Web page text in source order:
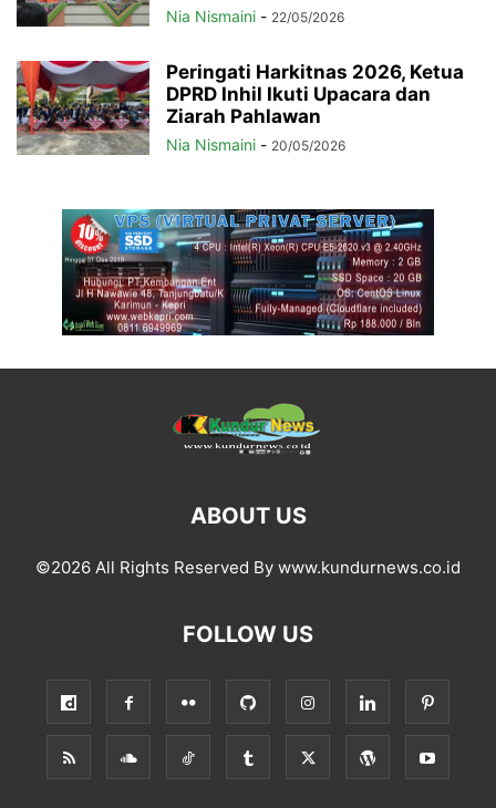
Nia Nismaini - 22/05/2026
Peringati Harkitnas 2026, Ketua
DPRD Inhil Ikuti Upacara dan
Ziarah Pahlawan
Nia Nismaini - 20/05/2026
ABOUT US
©2026 All Rights Reserved By www.kundurnews.co.id
FOLLOW US